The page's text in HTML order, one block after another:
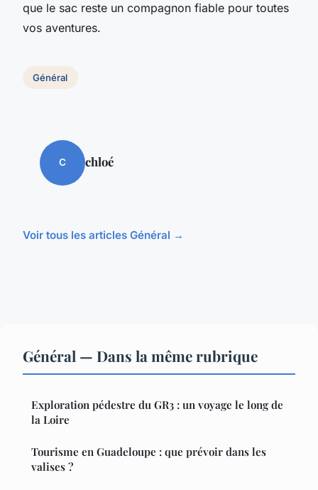
que le sac reste un compagnon fiable pour toutes
vos aventures.
Général
C chloé
Voir tous les articles Général →
Général — Dans la même rubrique
Exploration pédestre du GR3 : un voyage le long de
la Loire
Tourisme en Guadeloupe : que prévoir dans les
valises ?